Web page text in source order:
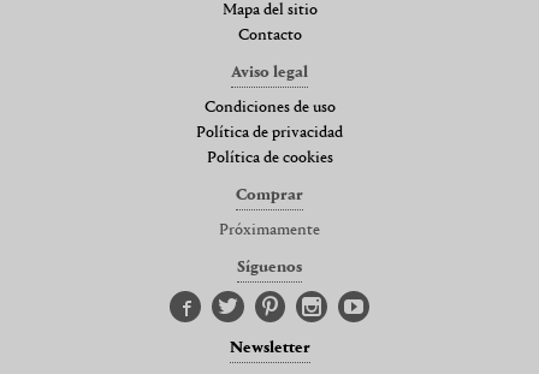
Mapa del sitio
Contacto
Aviso legal
Condiciones de uso
Política de privacidad
Política de cookies
Comprar
Próximamente
Síguenos
Newsletter